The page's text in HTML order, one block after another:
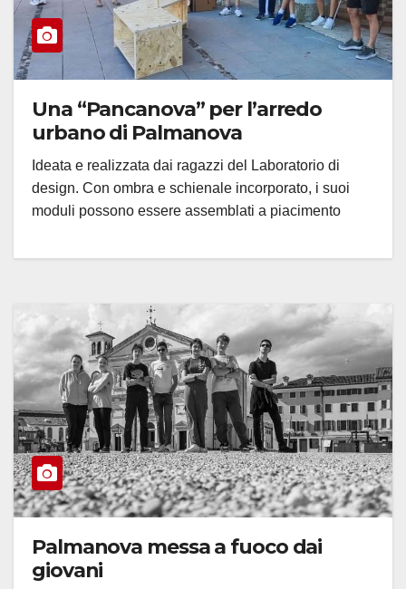
Una “Pancanova” per l’arredo
urbano di Palmanova
Ideata e realizzata dai ragazzi del Laboratorio di
design. Con ombra e schienale incorporato, i suoi
moduli possono essere assemblati a piacimento
Palmanova messa a fuoco dai
giovani